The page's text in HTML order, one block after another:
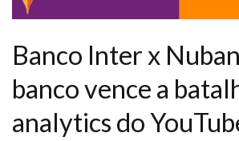
Banco Inter x
banco vence a
analytics do